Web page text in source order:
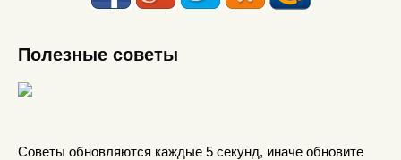
Полезные советы
Советы обновляются каждые 5 секунд, иначе обновите